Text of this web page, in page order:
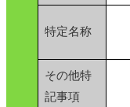
特定名称
その他特
記事項